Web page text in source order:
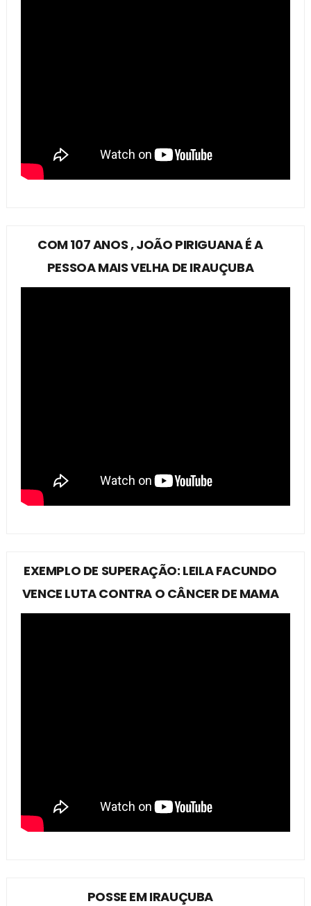
COM 107 ANOS , JOÃO PIRIGUANA É A
PESSOA MAIS VELHA DE IRAUÇUBA
EXEMPLO DE SUPERAÇÃO: LEILA FACUNDO
VENCE LUTA CONTRA O CÂNCER DE MAMA
POSSE EM IRAUÇUBA